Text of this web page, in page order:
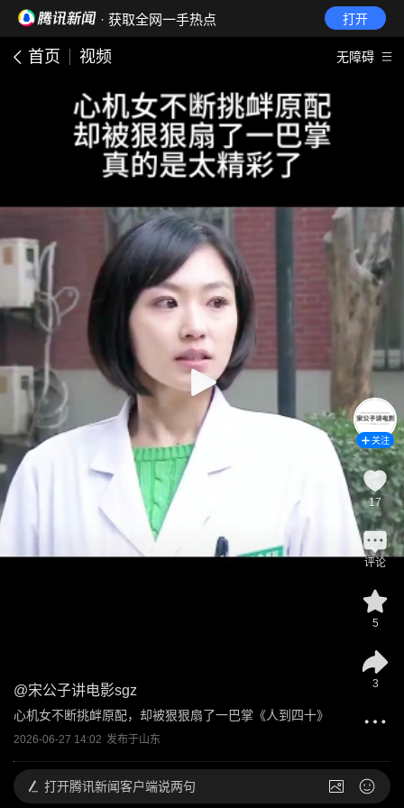
· 获取全网一手热点 打开
首页 视频 无障碍
@宋公子讲电影sgz
心机女不断挑衅原配，却被狠狠扇了一巴掌《人到四十》
2026-06-27 14:02 发布于山东
关注
17
评论
5
3
打开腾讯新闻客户端说两句